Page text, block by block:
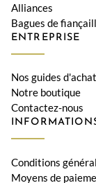
Alliances
Bagues de
ENTREPRISE
Nos guides d'achat
Notre boutique
Contactez-nous
Conditions
Moyens de